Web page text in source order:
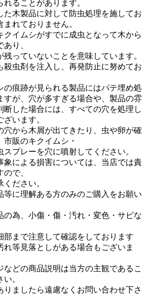
ることがあります。
た木製品に対して防虫処理を施してお
まれておりません。
クイムシがすでに成虫となって木から
り、
っていないことを意味しています。
殺虫剤を注入し、再発防止に努めてお
の痕跡が見られる製品にはパテ埋め処
すが、穴が多すぎる場合や、製品の雰
断した場合には、すべての穴を処理し
います。
穴から木屑が出てきたり、虫や卵が確
販のキクイムシ・
スプレーを穴に噴射してください。
象による損害については、当店では責
で、
ださい。
等に理解ある方のみのご購入をお願い
の為、小傷・傷・汚れ・変色・サビな
部まで注意して確認をしております
れ等見落としがある場合もございま
などの商品説明は当方の主観であるこ
。
りましたら遠慮なくお問い合わせ下さ